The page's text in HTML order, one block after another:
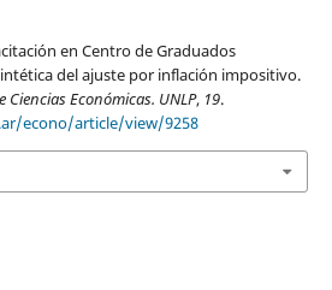
en Centro de Graduados
del ajuste por inflación impositivo.
Ciencias Económicas. UNLP, 19.
econo/article/view/9258